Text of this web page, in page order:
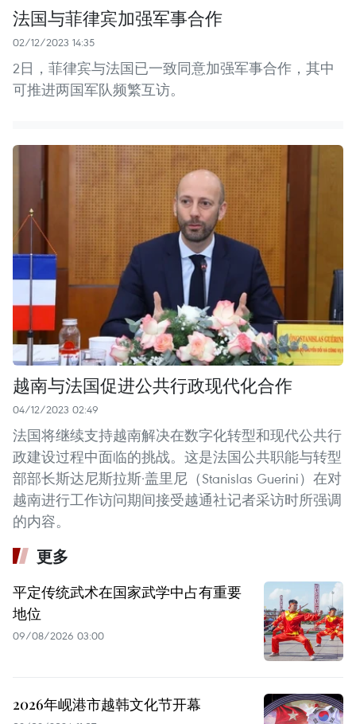
法国与菲律宾加强军事合作
02/12/2023 14:35
2日，菲律宾与法国已一致同意加强军事合作，其中
可推进两国军队频繁互访。
越南与法国促进公共行政现代化合作
04/12/2023 02:49
法国将继续支持越南解决在数字化转型和现代公共行
政建设过程中面临的挑战。这是法国公共职能与转型
部部长斯达尼斯拉斯·盖里尼（Stanislas Guerini）在对
越南进行工作访问期间接受越通社记者采访时所强调
的内容。
更多
平定传统武术在国家武学中占有重要
地位
09/08/2026 03:00
2026年岘港市越韩文化节开幕